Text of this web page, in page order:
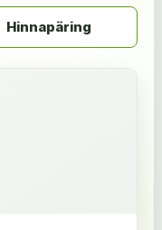
Hinnapäring